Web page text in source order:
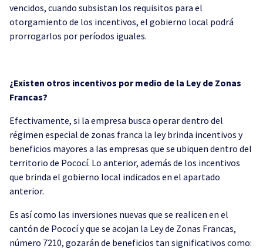
vencidos, cuando subsistan los requisitos para el
otorgamiento de los incentivos, el gobierno local podrá
prorrogarlos por períodos iguales.
¿Existen otros incentivos por medio de la Ley de Zonas
Francas?
Efectivamente, si la empresa busca operar dentro del
régimen especial de zonas franca la ley brinda incentivos y
beneficios mayores a las empresas que se ubiquen dentro del
territorio de Pococí. Lo anterior, además de los incentivos
que brinda el gobierno local indicados en el apartado
anterior.
Es así como las inversiones nuevas que se realicen en el
cantón de Pococí y que se acojan la Ley de Zonas Francas,
número 7210, gozarán de beneficios tan significativos como: